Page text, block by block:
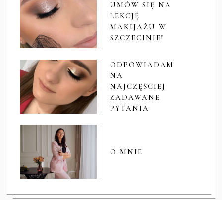
UMÓW SIĘ NA
LEKCJĘ
MAKIJAŻU W
SZCZECINIE!
ODPOWIADAM
NA
NAJCZĘŚCIEJ
ZADAWANE
PYTANIA
O MNIE